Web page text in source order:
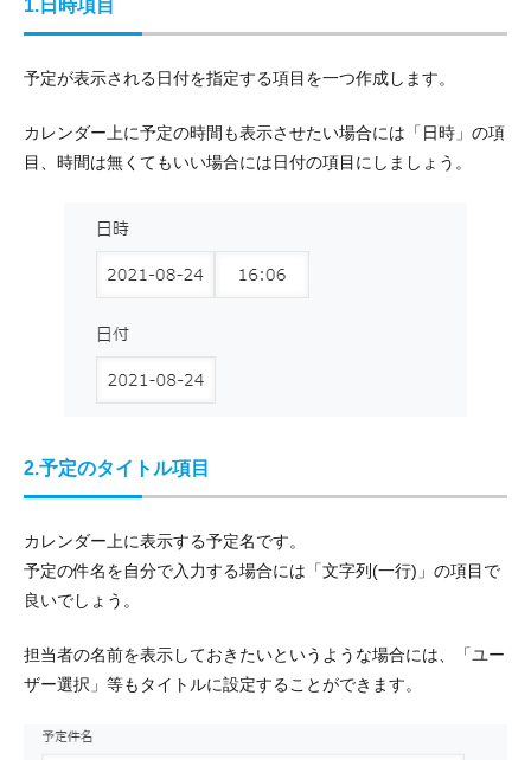
1.日時項目
予定が表示される日付を指定する項目を一つ作成します。
カレンダー上に予定の時間も表示させたい場合には「日時」の項
目、時間は無くてもいい場合には日付の項目にしましょう。
2.予定のタイトル項目
カレンダー上に表示する予定名です。
予定の件名を自分で入力する場合には「文字列(一行)」の項目で
良いでしょう。
担当者の名前を表示しておきたいというような場合には、「ユー
ザー選択」等もタイトルに設定することができます。